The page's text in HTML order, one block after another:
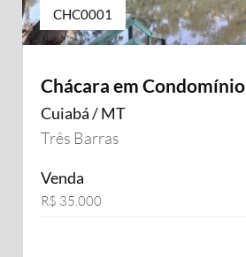
CHC0001
Chácara em Condomínio
Cuiabá / MT
Três Barras
Venda
R$ 35.000